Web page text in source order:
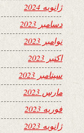
ژانویه 2024
دسامبر 2023
نوامبر 2023
اکتبر 2023
سپتامبر 2023
مارس 2023
فوریه 2023
ژانویه 2023